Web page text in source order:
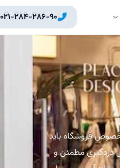
۰۲۱-۲۸۴-۲۸۶-۹۰
فروشگاه باید
دزدگیری مطمئن و